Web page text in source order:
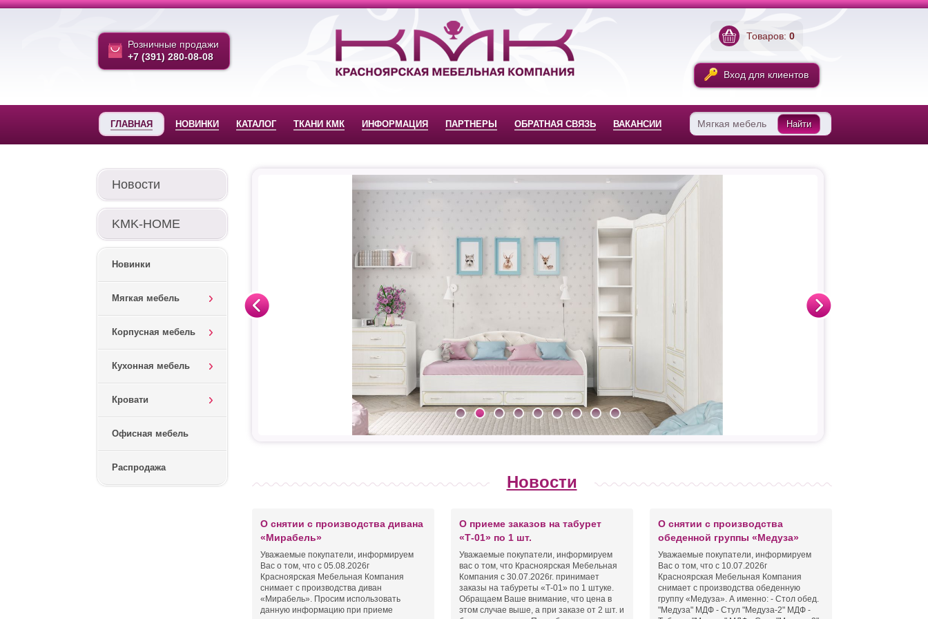
Розничные продажи
+7 (391) 280-08-08
Товаров: 0
Вход для клиентов
ГЛАВНАЯ НОВИНКИ КАТАЛОГ ТКАНИ КМК ИНФОРМАЦИЯ ПАРТНЕРЫ ОБРАТНАЯ СВЯЗЬ ВАКАНСИИ Найти
Новости
KMK-HOME
Новинки
Мягкая мебель
Корпусная мебель
Кухонная мебель
Кровати
Офисная мебель
Распродажа
Новости
О снятии с производства дивана
«Мирабель»
Уважаемые покупатели, информируем
Вас о том, что с 05.08.2026г
Красноярская Мебельная Компания
снимает с производства диван
«Мирабель». Просим использовать
данную информацию при приеме
О приеме заказов на табурет
«Т-01» по 1 шт.
Уважаемые покупатели, информируем
вас о том, что Красноярская Мебельная
Компания с 30.07.2026г. принимает
заказы на табуреты «Т-01» по 1 штуке.
Обращаем Ваше внимание, что цена в
этом случае выше, а при заказе от 2 шт. и
О снятии с производства
обеденной группы «Медуза»
Уважаемые покупатели, информируем
Вас о том, что с 10.07.2026г
Красноярская Мебельная Компания
снимает с производства обеденную
группу «Медуза». А именно: - Стол обед.
"Медуза" МДФ - Стул "Медуза-2" МДФ -